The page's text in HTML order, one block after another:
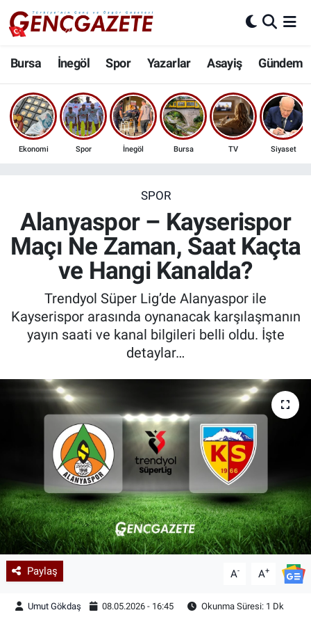
Bursa İnegöl Spor Yazarlar Asayiş Gündem
Ekonomi Spor İnegöl Bursa TV Siyaset
SPOR
Alanyaspor – Kayserispor
Maçı Ne Zaman, Saat Kaçta
ve Hangi Kanalda?
Trendyol Süper Lig’de Alanyaspor ile
Kayserispor arasında oynanacak karşılaşmanın
yayın saati ve kanal bilgileri belli oldu. İşte
detaylar…
Paylaş A- A+
Umut Gökdaş 08.05.2026 - 16:45 Okunma Süresi: 1 Dk
Bursa
İnegöl
3.SAYFA
Ekonomi
Güncel
İnanç
Kadın & Aile
Sağlık
Siyaset
Teknoloji
Yazarlar
Astroloji-Rüya
Nöbetçi Eczaneler
Hava Durumu
Trafik Durumu
Son Dakika Haberleri
Haber Arşivi